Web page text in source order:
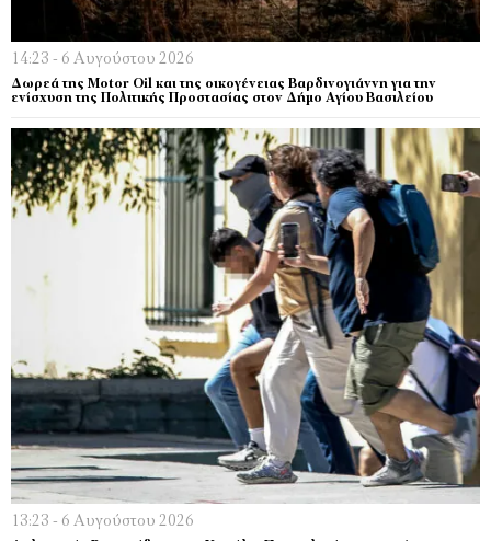
14:23 - 6 Αυγούστου 2026
Δωρεά της Motor Oil και της οικογένειας Βαρδινογιάννη για την
ενίσχυση της Πολιτικής Προστασίας στον Δήμο Αγίου Βασιλείου
13:23 - 6 Αυγούστου 2026